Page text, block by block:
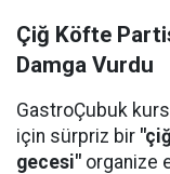
Çiğ Köfte
Damga Vurdu
GastroÇubuk
için sürpriz bir
gecesi" organize